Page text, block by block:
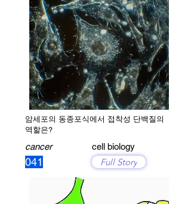
암세포의 동종포식에서 접착성 단백질의
역할은?
cancer
041
cell biology
Full Story